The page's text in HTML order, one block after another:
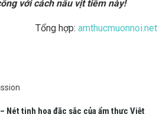
với cách nấu vịt tiềm này!
Tổng hợp: amthucmuonnoi.net
Nét tinh hoa đặc sắc của ẩm thực Việt